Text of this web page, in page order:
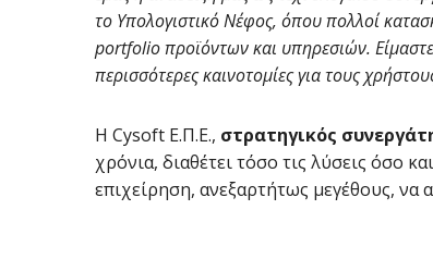
το Υπολογιστικό Νέφος, όπου πολλοί
portfolio προϊόντων και υπηρεσιών.
περισσότερες καινοτομίες για τους
Η Cysoft Ε.Π.Ε., στρατηγικός
χρόνια, διαθέτει τόσο τις λύσεις όσο
επιχείρηση, ανεξαρτήτως μεγέθους, να